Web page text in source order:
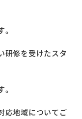
研修を受けたスタ
応地域についてご